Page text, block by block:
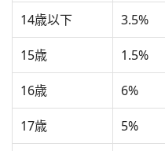
14歳以下 3.5%
15歳 1.5%
16歳 6%
17歳 5%